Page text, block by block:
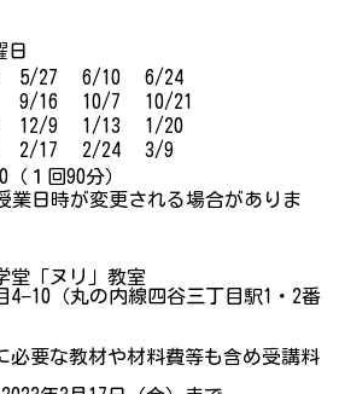
日
5/27 6/10
6/24
9/16 10/7
10/21
12/9 1/13
1/20
2/17 2/24
3/9
（１回90分）
業日時が変更される場合がありま
堂「ヌリ」教室
4−10（丸の内線四谷三丁目駅1・2番
要な教材や材料費等も含め受講料